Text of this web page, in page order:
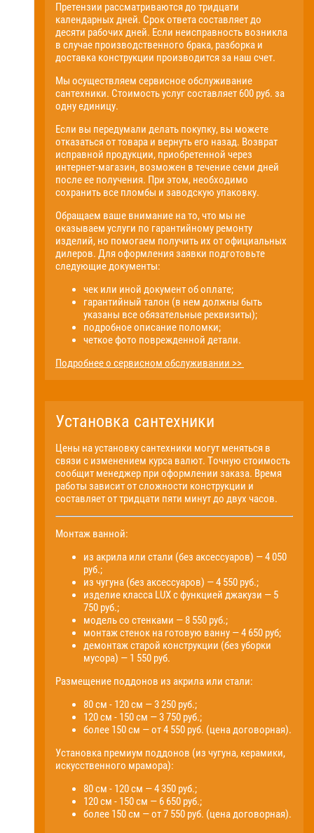
Претензии рассматриваются до тридцати
календарных дней. Срок ответа составляет до
десяти рабочих дней. Если неисправность возникла
в случае производственного брака, разборка и
доставка конструкции производится за наш счет.
Мы осуществляем сервисное обслуживание
сантехники. Стоимость услуг составляет 600 руб. за
одну единицу.
Если вы передумали делать покупку, вы можете
отказаться от товара и вернуть его назад. Возврат
исправной продукции, приобретенной через
интернет-магазин, возможен в течение семи дней
после ее получения. При этом, необходимо
сохранить все пломбы и заводскую упаковку.
Обращаем ваше внимание на то, что мы не
оказываем услуги по гарантийному ремонту
изделий, но помогаем получить их от официальных
дилеров. Для оформления заявки подготовьте
следующие документы:
чек или иной документ об оплате;
гарантийный талон (в нем должны быть
указаны все обязательные реквизиты);
подробное описание поломки;
четкое фото поврежденной детали.
Подробнее о сервисном обслуживании >>
Установка сантехники
Цены на установку сантехники могут меняться в
связи с изменением курса валют. Точную стоимость
сообщит менеджер при оформлении заказа. Время
работы зависит от сложности конструкции и
составляет от тридцати пяти минут до двух часов.
Монтаж ванной:
из акрила или стали (без аксессуаров) — 4 050
руб.;
из чугуна (без аксессуаров) — 4 550 руб.;
изделие класса LUX с функцией джакузи — 5
750 руб.;
модель со стенками — 8 550 руб.;
монтаж стенок на готовую ванну — 4 650 руб;
демонтаж старой конструкции (без уборки
мусора) — 1 550 руб.
Размещение поддонов из акрила или стали:
80 см - 120 см — 3 250 руб.;
120 см - 150 см — 3 750 руб.;
более 150 см — от 4 550 руб. (цена договорная).
Установка премиум поддонов (из чугуна, керамики,
искусственного мрамора):
80 см - 120 см — 4 350 руб.;
120 см - 150 см — 6 650 руб.;
более 150 см — от 7 550 руб. (цена договорная).